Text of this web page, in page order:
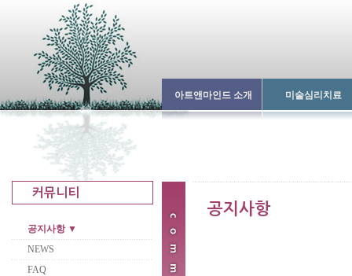
아트앤마인드 소개 미술심리치료
공지사항 ▼
NEWS
FAQ